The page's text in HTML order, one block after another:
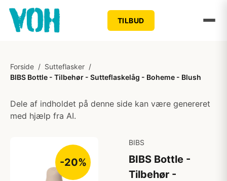
TILBUD
Forside / Sutteflasker /
BIBS Bottle - Tilbehør - Sutteflaskelåg - Boheme - Blush
Dele af indholdet på denne side kan være genereret
med hjælp fra AI.
-20%
BIBS
BIBS Bottle -
Tilbehør -